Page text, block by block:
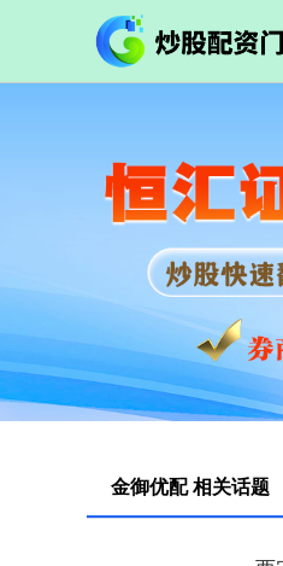
金御优配 相关话题